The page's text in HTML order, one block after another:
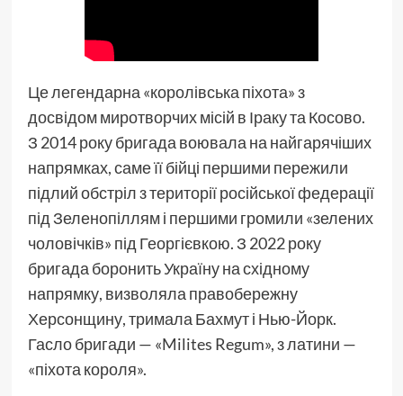
Це легендарна «королівська піхота» з
досвідом миротворчих місій в Іраку та Косово.
З 2014 року бригада воювала на найгарячіших
напрямках, саме її бійці першими пережили
підлий обстріл з території російської федерації
під Зеленопіллям і першими громили «зелених
чоловічків» під Георгієвкою. З 2022 року
бригада боронить Україну на східному
напрямку, визволяла правобережну
Херсонщину, тримала Бахмут і Нью-Йорк.
Гасло бригади — «Milites Regum», з латини —
«піхота короля».